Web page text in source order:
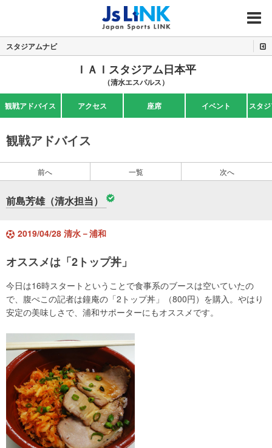
MENU
スタジアムナビ
ＩＡＩスタジアム日本平
（清水エスパルス）
観戦アドバイス アクセス 座席 イベント スタ
観戦アドバイス
前へ 一覧 次へ
前島芳雄（清水担当）
2019/04/28 清水－浦和
オススメは「2トップ丼」
今日は16時スタートということで食事系のブースは空いていたの
で、腹ぺこの記者は鐘庵の「2トップ丼」（800円）を購入。やはり
安定の美味しさで、浦和サポーターにもオススメです。